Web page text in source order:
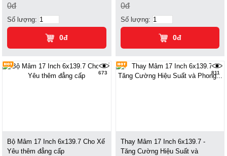
0đ
Số lượng:
0đ
0đ
Số lượng:
0đ
673
Bộ Mâm 17 Inch 6x139.7 Cho Xế
Yêu thêm đẳng cấp
811
Thay Mâm 17 Inch 6x139.7 -
Tăng Cường Hiệu Suất và